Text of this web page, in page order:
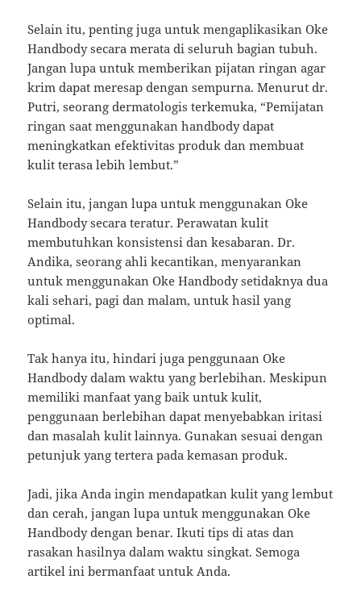
Selain itu, penting juga untuk mengaplikasikan Oke
Handbody secara merata di seluruh bagian tubuh.
Jangan lupa untuk memberikan pijatan ringan agar
krim dapat meresap dengan sempurna. Menurut dr.
Putri, seorang dermatologis terkemuka, “Pemijatan
ringan saat menggunakan handbody dapat
meningkatkan efektivitas produk dan membuat
kulit terasa lebih lembut.”
Selain itu, jangan lupa untuk menggunakan Oke
Handbody secara teratur. Perawatan kulit
membutuhkan konsistensi dan kesabaran. Dr.
Andika, seorang ahli kecantikan, menyarankan
untuk menggunakan Oke Handbody setidaknya dua
kali sehari, pagi dan malam, untuk hasil yang
optimal.
Tak hanya itu, hindari juga penggunaan Oke
Handbody dalam waktu yang berlebihan. Meskipun
memiliki manfaat yang baik untuk kulit,
penggunaan berlebihan dapat menyebabkan iritasi
dan masalah kulit lainnya. Gunakan sesuai dengan
petunjuk yang tertera pada kemasan produk.
Jadi, jika Anda ingin mendapatkan kulit yang lembut
dan cerah, jangan lupa untuk menggunakan Oke
Handbody dengan benar. Ikuti tips di atas dan
rasakan hasilnya dalam waktu singkat. Semoga
artikel ini bermanfaat untuk Anda.